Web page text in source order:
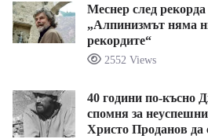
Меснер след
„Алпинизмът няма
рекордите“
2552 Views
40 години по-късно
спомня за
Христо Проданов да